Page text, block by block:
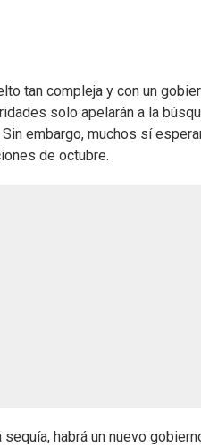
tan compleja y con un
solo apelarán a la
embargo, muchos sí
de octubre.
habrá un nuevo